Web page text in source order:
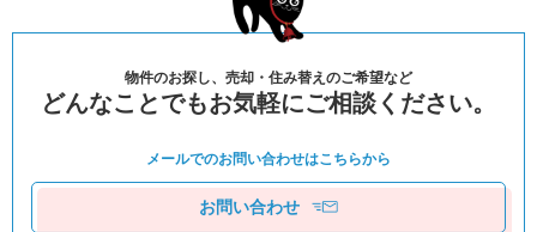
物件のお探し、売却・住み替えのご希望など
どんなことでもお気軽にご相談ください。
メールでのお問い合わせはこちらから
お問い合わせ